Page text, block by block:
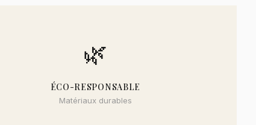
🌿
ÉCO-RESPONSABLE
Matériaux durables